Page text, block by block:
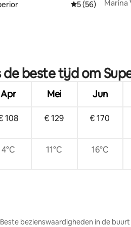
4,97 uit 5, 34 recensies
Gemiddelde
5 (56)
Marina
de beste tijd om
Apr Mei Jun
108 € 129 € 170
4°C 11°C 16°C
Beste bezienswaardigheden in de buurt